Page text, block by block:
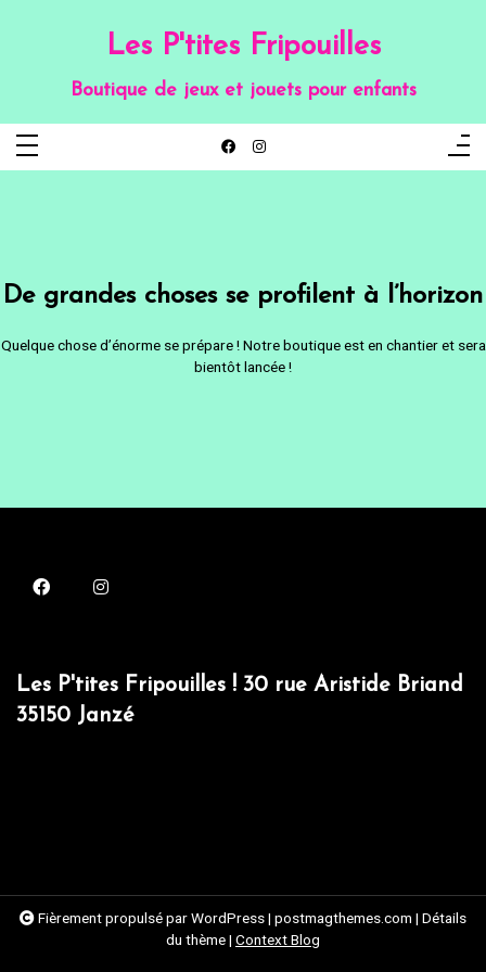
Les P'tites Fripouilles
Boutique de jeux et jouets pour enfants
De grandes choses se profilent à l’horizon
Quelque chose d’énorme se prépare ! Notre boutique est en chantier et sera
bientôt lancée !
Les P'tites Fripouilles ! 30 rue Aristide Briand
35150 Janzé
Fièrement propulsé par WordPress| postmagthemes.com | Détails
du thème| Context Blog